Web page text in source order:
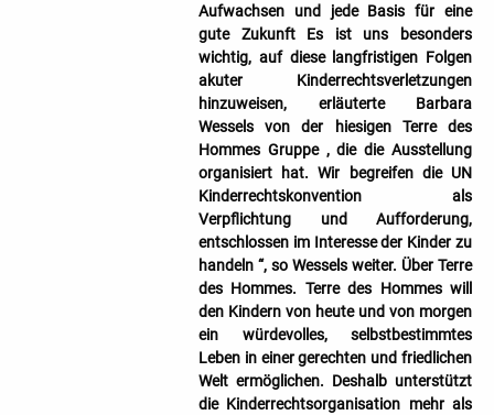
Aufwachsen und jede Basis für eine
gute Zukunft Es ist uns besonders
wichtig, auf diese langfristigen Folgen
akuter Kinderrechtsverletzungen
hinzuweisen, erläuterte Barbara
Wessels von der hiesigen Terre des
Hommes Gruppe , die die Ausstellung
organisiert hat. Wir begreifen die UN
Kinderrechtskonvention als
Verpflichtung und Aufforderung,
entschlossen im Interesse der Kinder zu
handeln “, so Wessels weiter. Über Terre
des Hommes. Terre des Hommes will
den Kindern von heute und von morgen
ein würdevolles, selbstbestimmtes
Leben in einer gerechten und friedlichen
Welt ermöglichen. Deshalb unterstützt
die Kinderrechtsorganisation mehr als